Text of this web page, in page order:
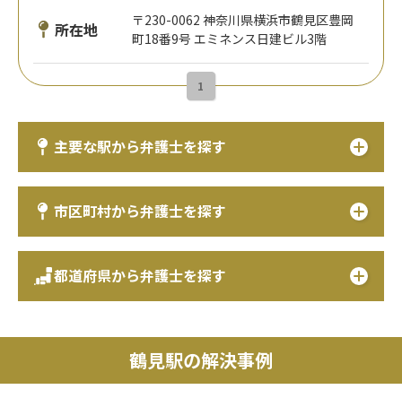
所在地
〒230-0062 神奈川県横浜市鶴見区豊岡
町18番9号 エミネンス日建ビル3階
1
主要な駅から弁護士を探す
市区町村から弁護士を探す
都道府県から弁護士を探す
鶴見駅の解決事例